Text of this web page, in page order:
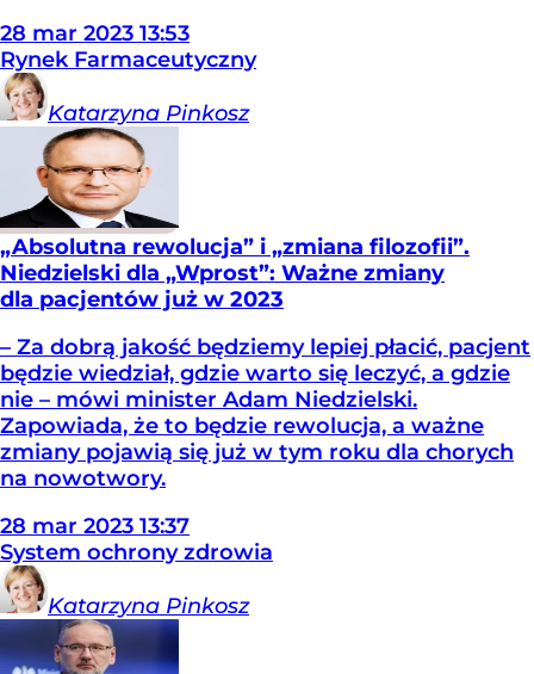
28 mar 2023 13:53
Rynek Farmaceutyczny
Katarzyna Pinkosz
„Absolutna rewolucja” i „zmiana filozofii”.
Niedzielski dla „Wprost”: Ważne zmiany
dla pacjentów już w 2023
– Za dobrą jakość będziemy lepiej płacić, pacjent
będzie wiedział, gdzie warto się leczyć, a gdzie
nie – mówi minister Adam Niedzielski.
Zapowiada, że to będzie rewolucja, a ważne
zmiany pojawią się już w tym roku dla chorych
na nowotwory.
28 mar 2023 13:37
System ochrony zdrowia
Katarzyna Pinkosz